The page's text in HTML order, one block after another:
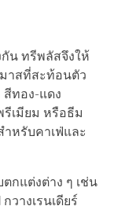
น ทรีพลัสจึงให้
าสที่สะท้อนตัว
ทอง-แดง
เมียม หรือธีม
หรับคาเฟ่และ
กแต่งต่าง ๆ เช่น
างเรนเดียร์